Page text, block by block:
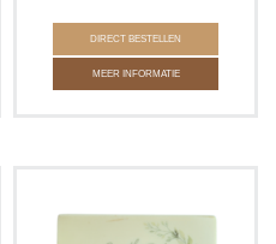
DIRECT BESTELLEN
MEER INFORMATIE